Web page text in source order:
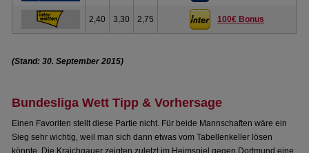
2,40 3,30 2,75 100€ Bonus
(Stand: 30. September 2015)
Bundesliga Wett Tipp & Vorhersage
Einen Favoriten stellt diese Partie nicht. Für beide Mannschaften wäre ein
Sieg sehr wichtig, weil man sich dann etwas vom Tabellenkeller lösen
könnte. Die Kraichgauer zeigten zuletzt im Heimspiel gegen Dortmund eine